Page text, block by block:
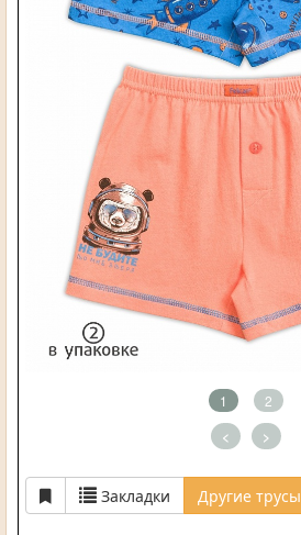
1 2
< >
Закладки Другие трусы